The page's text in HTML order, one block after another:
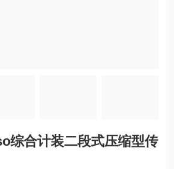
综合计装二段式压缩型传